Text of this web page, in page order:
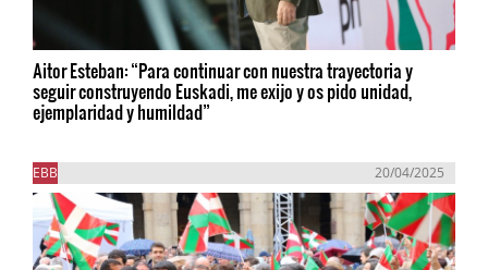
Aitor Esteban: “Para continuar con nuestra trayectoria y
seguir construyendo Euskadi, me exijo y os pido unidad,
ejemplaridad y humildad”
EBB 20/04/2025